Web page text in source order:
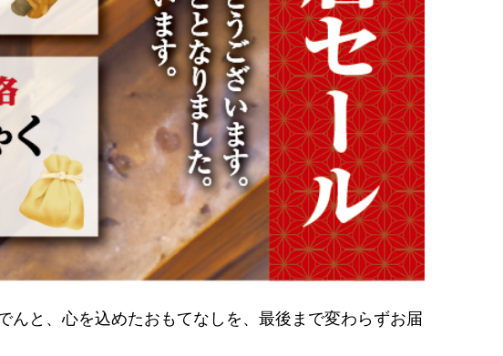
んと、心を込めたおもてなしを、最後まで変わらずお届